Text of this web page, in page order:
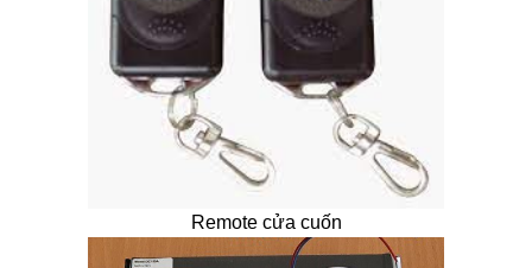
Remote cửa cuốn